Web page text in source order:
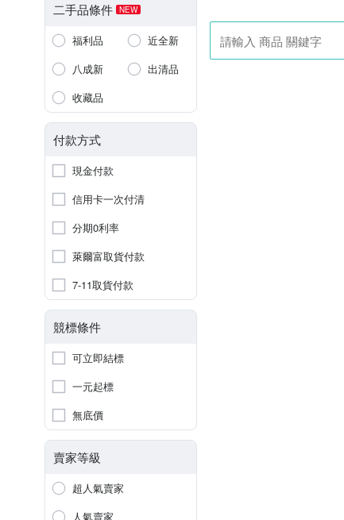
二手品條件 NEW
福利品
近全新
八成新
出清品
收藏品
付款方式
現金付款
信用卡一次付清
分期0利率
萊爾富取貨付款
7-11取貨付款
競標條件
可立即結標
一元起標
無底價
賣家等級
超人氣賣家
人氣賣家